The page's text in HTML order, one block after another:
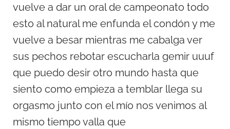
vuelve a dar un oral de campeonato todo
esto al natural me enfunda el condón y me
vuelve a besar mientras me cabalga ver
sus pechos rebotar escucharla gemir uuuf
que puedo desir otro mundo hasta que
siento como empieza a temblar llega su
orgasmo junto con el mío nos venimos al
mismo tiempo valla que